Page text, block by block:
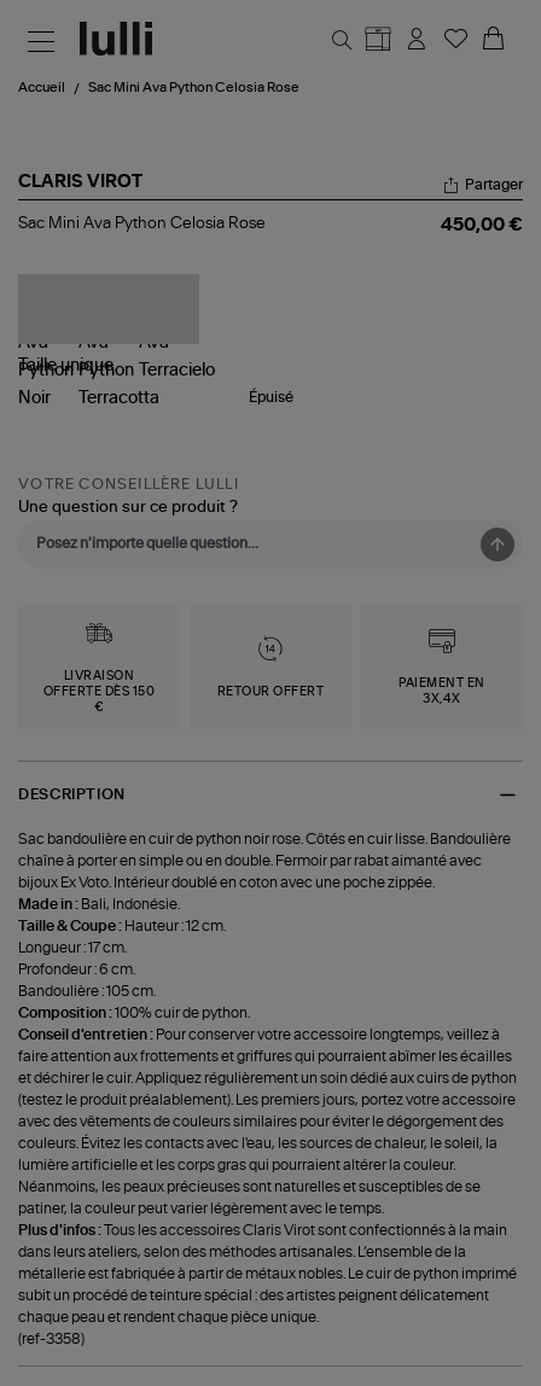
Accueil Sac Mini Ava Python Celosia Rose
CLARIS VIROT
Sac
Partager
Sac Mini Ava Python Celosia Rose 450,00 €
Tailleunique
Épuisé
VOTRE CONSEILLÈRE LULLI
Une question sur ce produit ?
LIVRAISON
OFFERTE DÈS 150
€
RETOUR OFFERT
PAIEMENT EN
3X,4X
DESCRIPTION
Sac bandoulière en cuir de python noir rose. Côtés en cuir lisse. Bandoulière
chaîne à porter en simple ou en double. Fermoir par rabat aimanté avec
bijoux Ex Voto. Intérieur doublé en coton avec une poche zippée.
Made in : Bali, Indonésie.
Taille & Coupe : Hauteur : 12 cm.
Longueur : 17 cm.
Profondeur : 6 cm.
Bandoulière : 105 cm.
Composition :100% cuir de python.
Conseil d'entretien : Pour conserver votre accessoire longtemps, veillez à
faire attention aux frottements et griffures qui pourraient abîmer les écailles
et déchirer le cuir. Appliquez régulièrement un soin dédié aux cuirs de python
(testez le produit préalablement). Les premiers jours, portez votre accessoire
avec des vêtements de couleurs similaires pour éviter le dégorgement des
couleurs. Évitez les contacts avec l'eau, les sources de chaleur, le soleil, la
lumière artificielle et les corps gras qui pourraient altérer la couleur.
Néanmoins, les peaux précieuses sont naturelles et susceptibles de se
patiner, la couleur peut varier légèrement avec le temps.
Plus d'infos :Tous les accessoires Claris Virot sont confectionnés à la main
dans leurs ateliers, selon des méthodes artisanales. L’ensemble de la
métallerie est fabriquée à partir de métaux nobles. Le cuir de python imprimé
subit un procédé de teinture spécial : des artistes peignent délicatement
chaque peau et rendent chaque pièce unique.
(ref-3358)